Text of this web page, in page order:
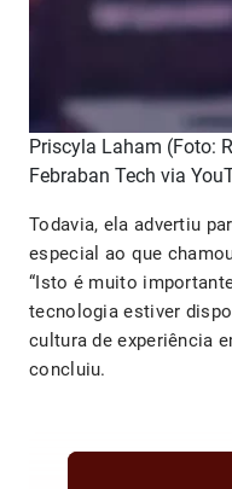
Priscyla Laham (Foto:
Febraban Tech via
Todavia, ela advertiu
especial ao que
“Isto é muito
tecnologia estiver
cultura de experiência